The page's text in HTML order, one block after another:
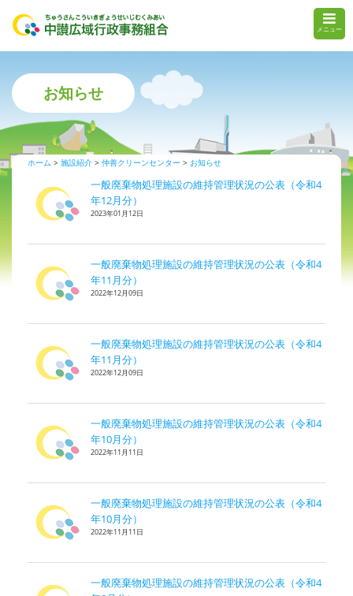
メニュー
お知らせ
ホーム 施設紹介 仲善クリーンセンター お知らせ
一般廃棄物処理施設の維持管理状況の公表（令和4
年12月分）
2023年01月12日
一般廃棄物処理施設の維持管理状況の公表（令和4
年11月分）
2022年12月09日
一般廃棄物処理施設の維持管理状況の公表（令和4
年11月分）
2022年12月09日
一般廃棄物処理施設の維持管理状況の公表（令和4
年10月分）
2022年11月11日
一般廃棄物処理施設の維持管理状況の公表（令和4
年10月分）
2022年11月11日
一般廃棄物処理施設の維持管理状況の公表（令和4